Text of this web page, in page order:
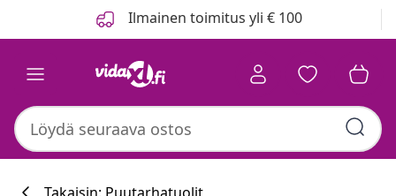
Ilmainen toimitus yli € 100